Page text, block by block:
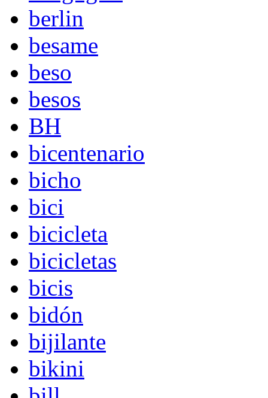
berlin
besame
beso
besos
BH
bicentenario
bicho
bici
bicicleta
bicicletas
bicis
bidón
bijilante
bikini